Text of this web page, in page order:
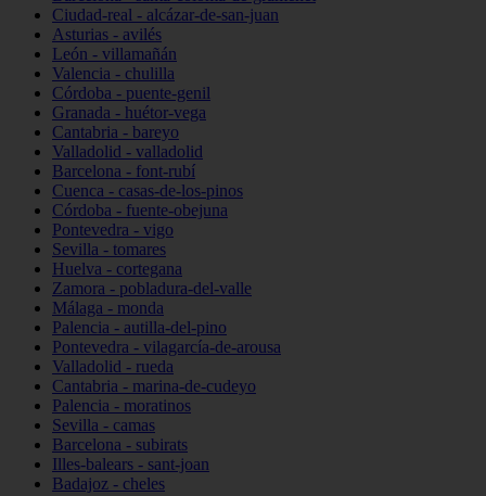
Ciudad-real - alcázar-de-san-juan
Asturias - avilés
León - villamañán
Valencia - chulilla
Córdoba - puente-genil
Granada - huétor-vega
Cantabria - bareyo
Valladolid - valladolid
Barcelona - font-rubí
Cuenca - casas-de-los-pinos
Córdoba - fuente-obejuna
Pontevedra - vigo
Sevilla - tomares
Huelva - cortegana
Zamora - pobladura-del-valle
Málaga - monda
Palencia - autilla-del-pino
Pontevedra - vilagarcía-de-arousa
Valladolid - rueda
Cantabria - marina-de-cudeyo
Palencia - moratinos
Sevilla - camas
Barcelona - subirats
Illes-balears - sant-joan
Badajoz - cheles